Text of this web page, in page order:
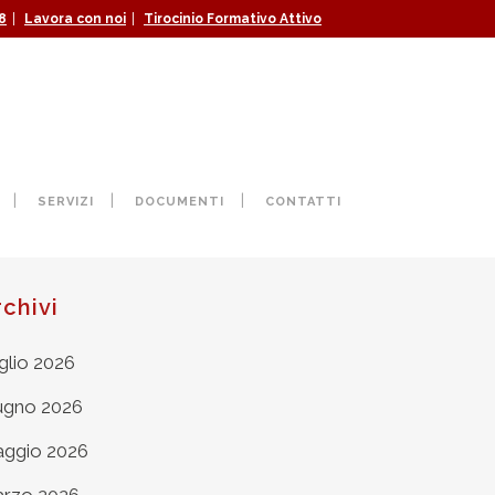
Lavora con noi Tirocinio Formativo Attivo
SERVIZI DOCUMENTI CONTATTI
2026
2026
2026